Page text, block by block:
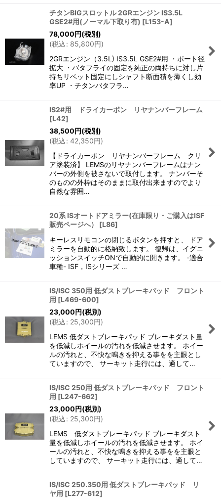
チタンBIGスロットル 2GRエンジン IS3.5L
GSE2#用(ノーマル下取り有) [L153-A]
78,000円(税別)
(税込: 85,800円)
2GRエンジン（3.5L) IS3.5L GSE2#用 ・ポート径
拡大 ・バタフライの固定を純正の両持ちに対し片
持ちリベット固定にしシャフト断面積を薄くし効
率UP ・チタンバタフラ…
IS2#用 ドライカーボン リヤナンバーフレーム
[L42]
38,500円(税別)
(税込: 42,350円)
【ドライカーボン リヤナンバーフレーム クリ
ア塗装済】 LEMSのリヤナンバーフレームはナン
バーの外側を被さないで取付します。 ナンバーそ
のものの外枠はそのままに取付出来ますのでより
自然な雰囲…
20系 ISオートドアミラー(在庫限り・ご購入はISF
販売ページへ）
[L86]
キーレスリモコンの閉じるボタンを押すと、 ドア
ミラーを自動的に格納致します。 復帰は、イグニ
ッションスイッチONで自動的に開きます。 -適合
車種- ISF，ISシリーズ …
IS/ISC 350用 低ダストブレーキパッド フロント
用 [L469-600]
23,000円(税別)
(税込: 25,300円)
LEMS 低ダストブレーキパッド ブレーキダスト量
を低減しホイールの汚れを低減させます。 ホイー
ルの汚れと、不快な鳴きを抑える事をを主眼とし
ていますので、 サーキット走行には、適して…
IS/ISC 250用 低ダストブレーキパッド フロント
用 [L247-662]
23,000円(税別)
(税込: 25,300円)
LEMS 低ダストブレーキパッド ブレーキダスト
量を低減しホイールの汚れを低減させます。 ホイ
ールの汚れと、不快な鳴きを抑える事をを主眼と
していますので、 サーキット走行には、適して…
IS/ISC 250.350用 低ダストブレーキパッド リ
ヤ用 [L277-612]